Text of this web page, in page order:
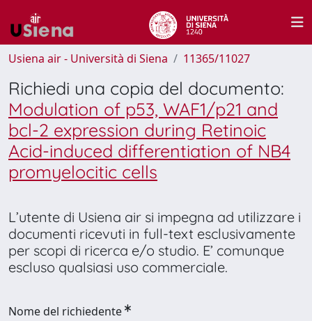
Usiena air - Università di Siena 11365/11027
Richiedi una copia del documento:
Modulation of p53, WAF1/p21 and
bcl-2 expression during Retinoic
Acid-induced differentiation of NB4
promyelocitic cells
L’utente di Usiena air si impegna ad utilizzare i
documenti ricevuti in full-text esclusivamente
per scopi di ricerca e/o studio. E’ comunque
escluso qualsiasi uso commerciale.
Nome del richiedente